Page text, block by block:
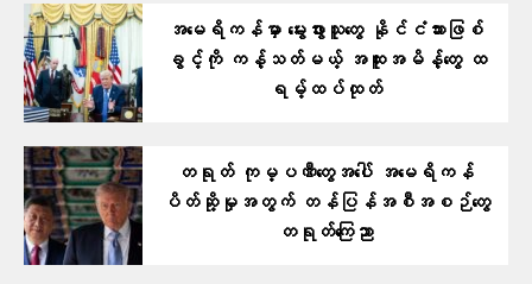
အမေရိကန်မှာ မွေးဖွားသူတွေ နိုင်ငံသားဖြစ်
ခွင့်ကို ကန့်သတ်မယ့် အထူးအမိန့်တွေ ထ
ရမ့်ထပ်ထုတ်
တရုတ် ကုမ္ပဏီတွေအပေါ် အမေရိကန်
ပိတ်ဆို့မှုအတွက် တန်ပြန်အစီအစဉ်တွေ
တရုတ်ကြေညာ